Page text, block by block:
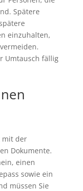
Spätere
einzuhalten,
Umtausch fällig
mit der
Dokumente.
einen
sowie ein
müssen Sie